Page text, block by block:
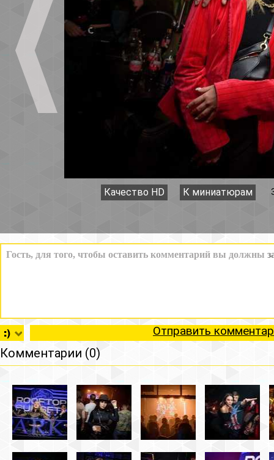
Качество HD К миниатюрам
Отправить
Комментарии (0)